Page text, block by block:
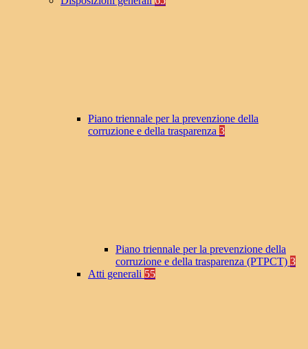
Piano triennale per la prevenzione della
corruzione e della trasparenza 3
Piano triennale per la prevenzione della
corruzione e della trasparenza (PTPCT) 3
Atti generali 55